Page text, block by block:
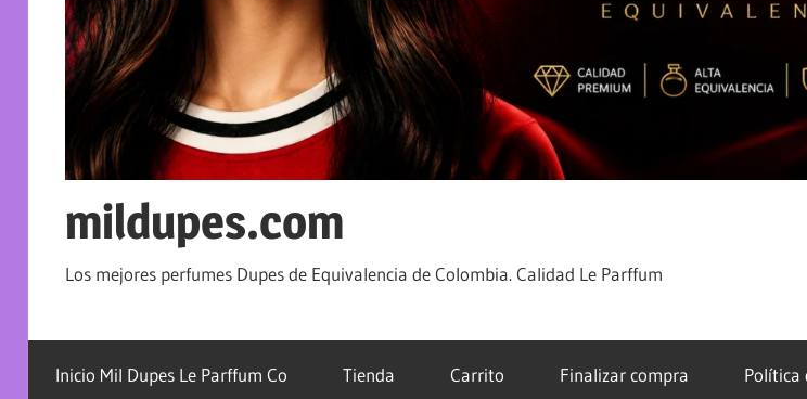
mildupes.com
Los mejores perfumes Dupes de Equivalencia de Colombia. Calidad Le Parffum
Inicio Mil Dupes Le Parffum Co Tienda Carrito Finalizar compra Política